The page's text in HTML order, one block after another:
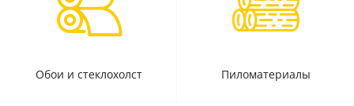
Обои и стеклохолст Пиломатериалы